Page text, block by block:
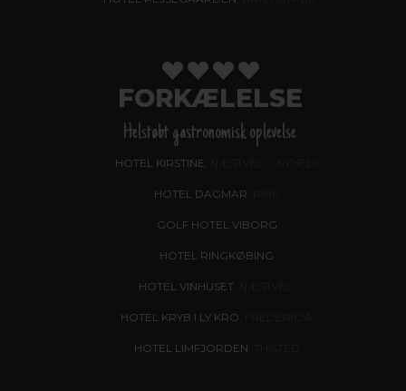
FORKÆLELSE
Helstøbt gastronomisk oplevelse
HOTEL KIRSTINE
HOTEL DAGMAR
GOLF HOTEL VIBORG
HOTEL RINGKØBING
HOTEL VINHUSET, NÆSTVED
HOTEL KRYB I LY KRO
HOTEL LIMFJORDEN